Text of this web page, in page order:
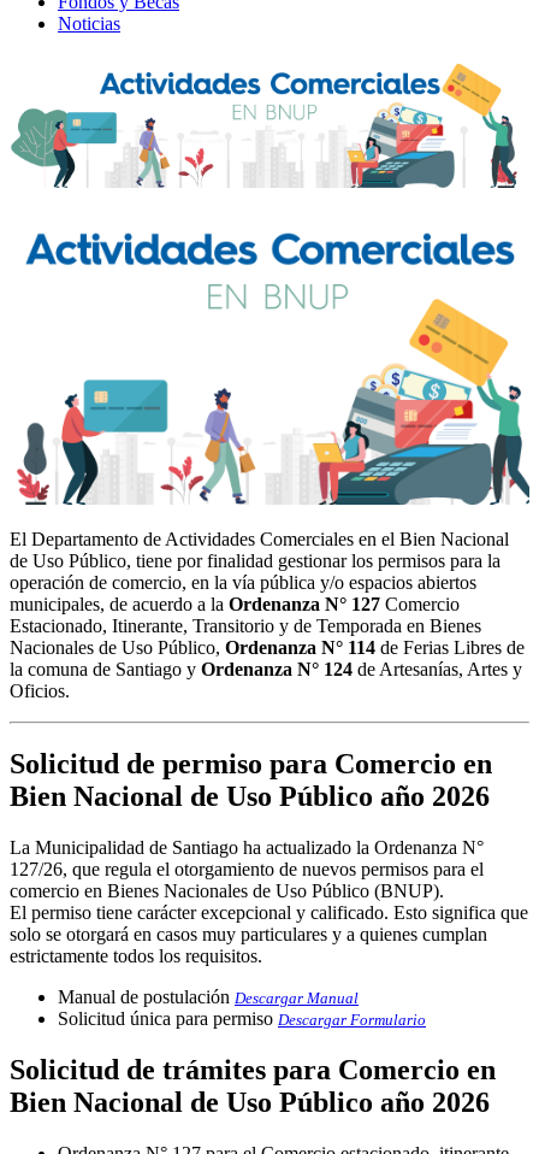
Noticias
El Departamento de Actividades Comerciales en el Bien Nacional
de Uso Público, tiene por finalidad gestionar los permisos para la
operación de comercio, en la vía pública y/o espacios abiertos
municipales, de acuerdo a la Ordenanza N° 127 Comercio
Estacionado, Itinerante, Transitorio y de Temporada en Bienes
Nacionales de Uso Público, Ordenanza N° 114 de Ferias Libres de
la comuna de Santiago y Ordenanza N° 124 de Artesanías, Artes y
Oficios.
Solicitud de permiso para Comercio en
Bien Nacional de Uso Público año 2026
La Municipalidad de Santiago ha actualizado la Ordenanza N°
127/26, que regula el otorgamiento de nuevos permisos para el
comercio en Bienes Nacionales de Uso Público (BNUP).
El permiso tiene carácter excepcional y calificado. Esto significa que
solo se otorgará en casos muy particulares y a quienes cumplan
estrictamente todos los requisitos.
Manual de postulación Descargar Manual
Solicitud única para permiso Descargar Formulario
Solicitud de trámites para Comercio en
Bien Nacional de Uso Público año 2026